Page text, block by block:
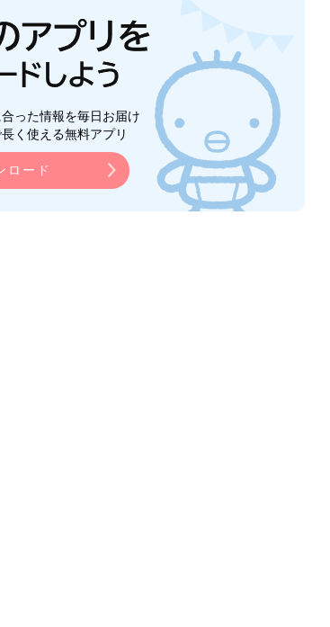
った情報を毎日お届け
く使える無料アプリ
ロード